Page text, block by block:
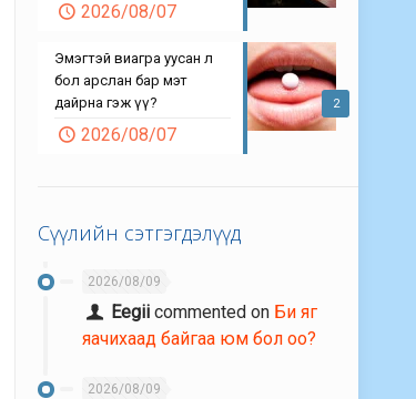
2026/08/07
2
Эмэгтэй виагра уусан л
бол арслан бар мэт
дайрна гэж үү?
2026/08/07
Сүүлийн сэтгэгдэлүүд
2026/08/09
Eegii commented on Би яг
яачихаад байгаа юм бол оо?
2026/08/09